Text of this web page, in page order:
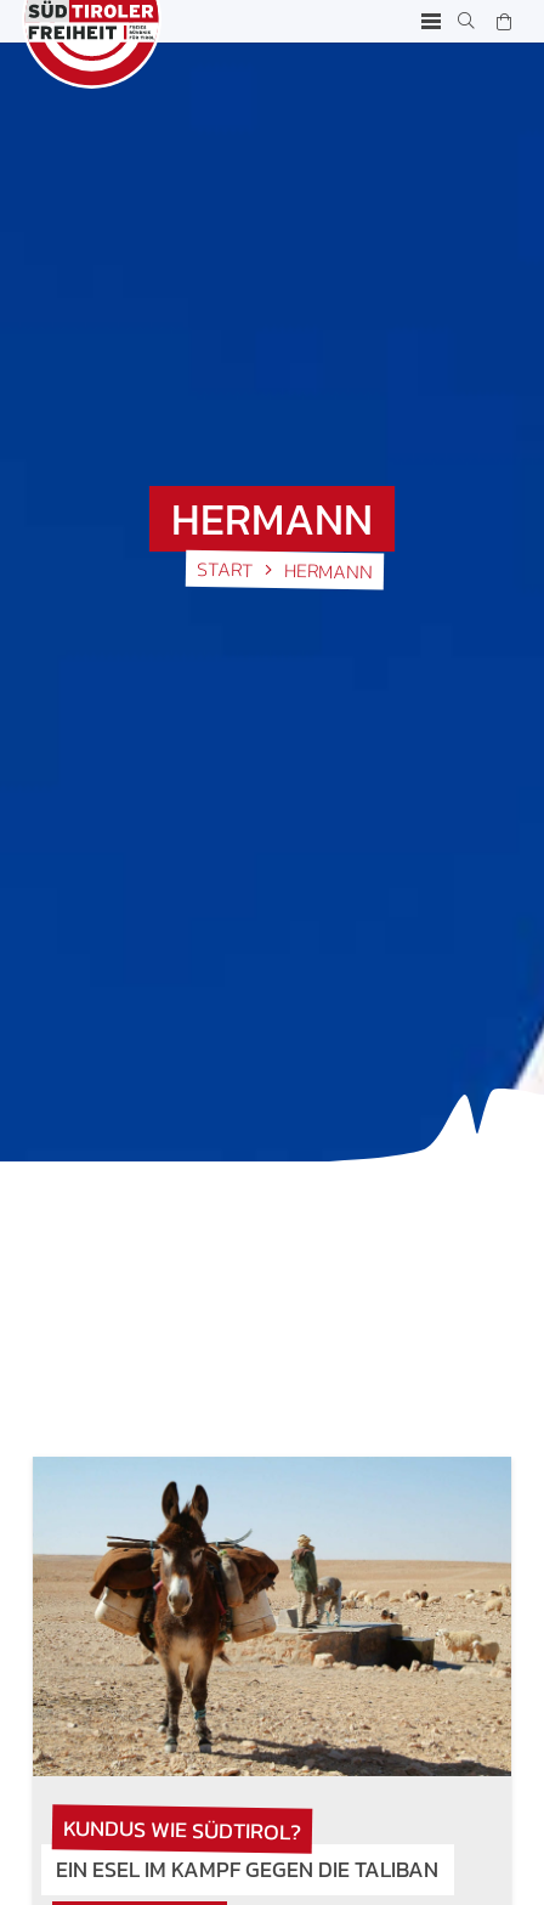
HERMANN
START HERMANN
KUNDUS WIE SÜDTIROL?
EIN ESEL IM KAMPF GEGEN DIE TALIBAN